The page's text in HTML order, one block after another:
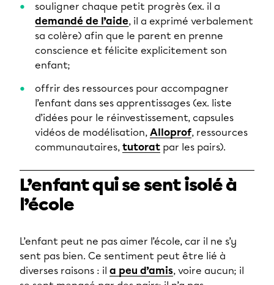
souligner chaque petit progrès (ex. il a
demandé de l’aide, il a exprimé verbalement
sa colère) afin que le parent en prenne
conscience et félicite explicitement son
enfant;
offrir des ressources pour accompagner
l’enfant dans ses apprentissages (ex. liste
d’idées pour le réinvestissement, capsules
vidéos de modélisation, Alloprof, ressources
communautaires, tutorat par les pairs).
L’enfant qui se sent isolé à
l’école
L’enfant peut ne pas aimer l’école, car il ne s’y
sent pas bien. Ce sentiment peut être lié à
diverses raisons : il a peu d’amis, voire aucun; il